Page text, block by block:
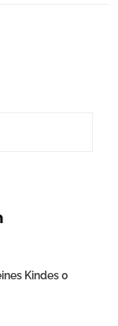
Kindes 0